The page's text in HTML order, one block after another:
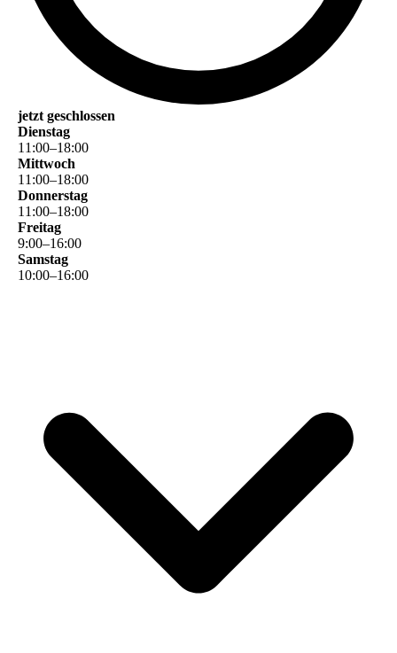
jetzt geschlossen
Dienstag
11 :00–18:00
Mittwoch
11 :00–18:00
Donnerstag
11 :00–18:00
Freitag
9:00–16:00
Samstag
10:00–16:00